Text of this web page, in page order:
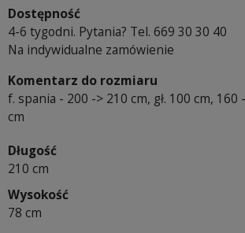
Dostępność
4-6 tygodni. Pytania? Tel. 669 30 30 40
Na indywidualne zamówienie
Komentarz do rozmiaru
f. spania - 200 -> 210 cm, gł. 100 cm, 160
cm
Długość
210 cm
Wysokość
78 cm